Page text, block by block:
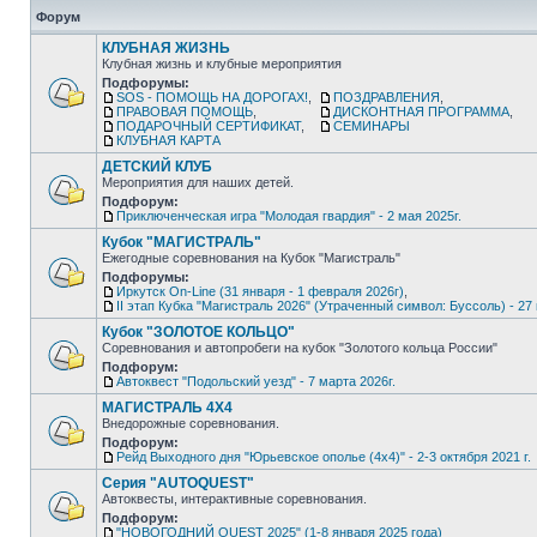
Форум
КЛУБНАЯ ЖИЗНЬ
Клубная жизнь и клубные мероприятия
Подфорумы:
SOS - ПОМОЩЬ НА ДОРОГАХ!
ПРАВОВАЯ ПОМОЩЬ
ПОДАРОЧНЫЙ СЕРТИФИКАТ,
КЛУБНАЯ КАРТА
ПОЗДРАВЛЕНИЯ
ДИСКОНТНАЯ ПРОГРАММА
СЕМИНАРЫ
ДЕТСКИЙ КЛУБ
Мероприятия для наших детей.
Подфорум:
Приключенческая игра "Молодая гвардия" - 2 мая 2025г.
Кубок "МАГИСТРАЛЬ"
Ежегодные соревнования на Кубок "Магистраль"
Подфорумы:
Иркутск On-Line (31 января - 1 февраля 2026г)
II этап Кубка "Магистраль 2026" (Утраченный символ: Буссоль) - 27
Кубок "ЗОЛОТОЕ КОЛЬЦО"
Соревнования и автопробеги на кубок "Золотого кольца России"
Подфорум:
Автоквест "Подольский уезд" - 7 марта 2026г.
МАГИСТРАЛЬ 4Х4
Внедорожные соревнования.
Подфорум:
Рейд Выходного дня "Юрьевское ополье (4х4)" - 2-3 октября 2021 г.
Серия "AUTOQUEST"
Автоквесты, интерактивные соревнования.
Подфорум:
"НОВОГОДНИЙ QUEST 2025" (1-8 января 2025 года)